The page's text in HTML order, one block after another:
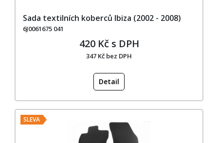
Sada textilních koberců Ibiza (2002 - 2008)
6J0061675 041
420 Kč s DPH
347 Kč bez DPH
Detail
SLEVA